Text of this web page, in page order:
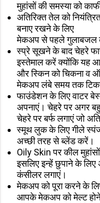
मुहांसों की समस्या को
अतिरिक्त तेल को
बनाए रखने के लिए
मेकअप से पहले गुलाबजल
स्प्रे सूखने के बाद चेहरे
इस्तेमाल करें क्योंकि यह
और स्किन को चिकना व
मेकअप लंबे समय तक टिका
फाउंडेशन के लिए वाटर
अपनाएं। चेहरे पर अगर
चेहरे पर बर्फ लगाएं जो
स्मूथ लुक के लिए गीले
अच्छी तरह से ब्लेंड करें।
Oily Skin पर कील
इसलिए इन्हें छुपाने के
कंसीलर लगाएं।
मेकअप को पूरा करने के
आपके मेकअप को मेल्ट होने